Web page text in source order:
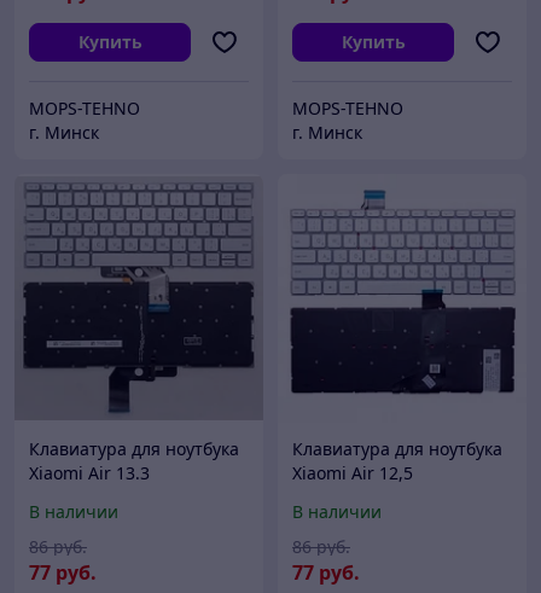
Купить
MOPS-TEHNO
г. Минск
Купить
MOPS-TEHNO
г. Минск
Клавиатура для ноутбука
Xiaomi Air 13.3
В наличии
77 руб.
86 руб.
Клавиатура для ноутбука
Xiaomi Air 12,5
В наличии
77 руб.
86 руб.